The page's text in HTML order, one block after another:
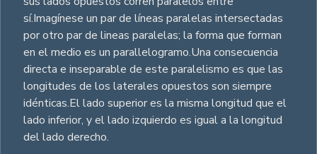
sí.Imagínese un par de líneas paralelas intersectadas
por otro par de lineas paralelas; la forma que forman
en el medio es un parallelogramo.Una consecuencia
directa e inseparable de este paralelismo es que las
longitudes de los laterales opuestos son siempre
idénticas.El lado superior es la misma longitud que el
lado inferior, y el lado izquierdo es igual a la longitud
del lado derecho.